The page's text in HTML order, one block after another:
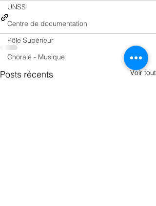
UNSS
Centre de documentation
Pôle Supérieur
Chorale - Musique
Posts récents Voir tout